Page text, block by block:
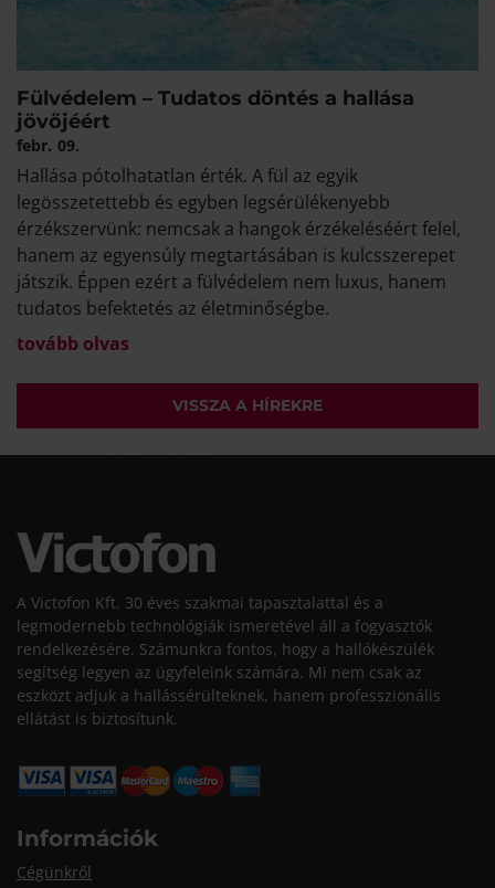
Fülvédelem – Tudatos döntés a hallása
jövőjéért
febr. 09.
Hallása pótolhatatlan érték. A fül az egyik
legösszetettebb és egyben legsérülékenyebb
érzékszervünk: nemcsak a hangok érzékeléséért felel,
hanem az egyensúly megtartásában is kulcsszerepet
játszik. Éppen ezért a fülvédelem nem luxus, hanem
tudatos befektetés az életminőségbe.
tovább olvas
VISSZA A HÍREKRE
A Victofon Kft. 30 éves szakmai tapasztalattal és a
legmodernebb technológiák ismeretével áll a fogyasztók
rendelkezésére. Számunkra fontos, hogy a hallókészülék
segítség legyen az ügyfeleink számára. Mi nem csak az
eszközt adjuk a hallássérülteknek, hanem professzionális
ellátást is biztosítunk.
Információk
Cégünkről